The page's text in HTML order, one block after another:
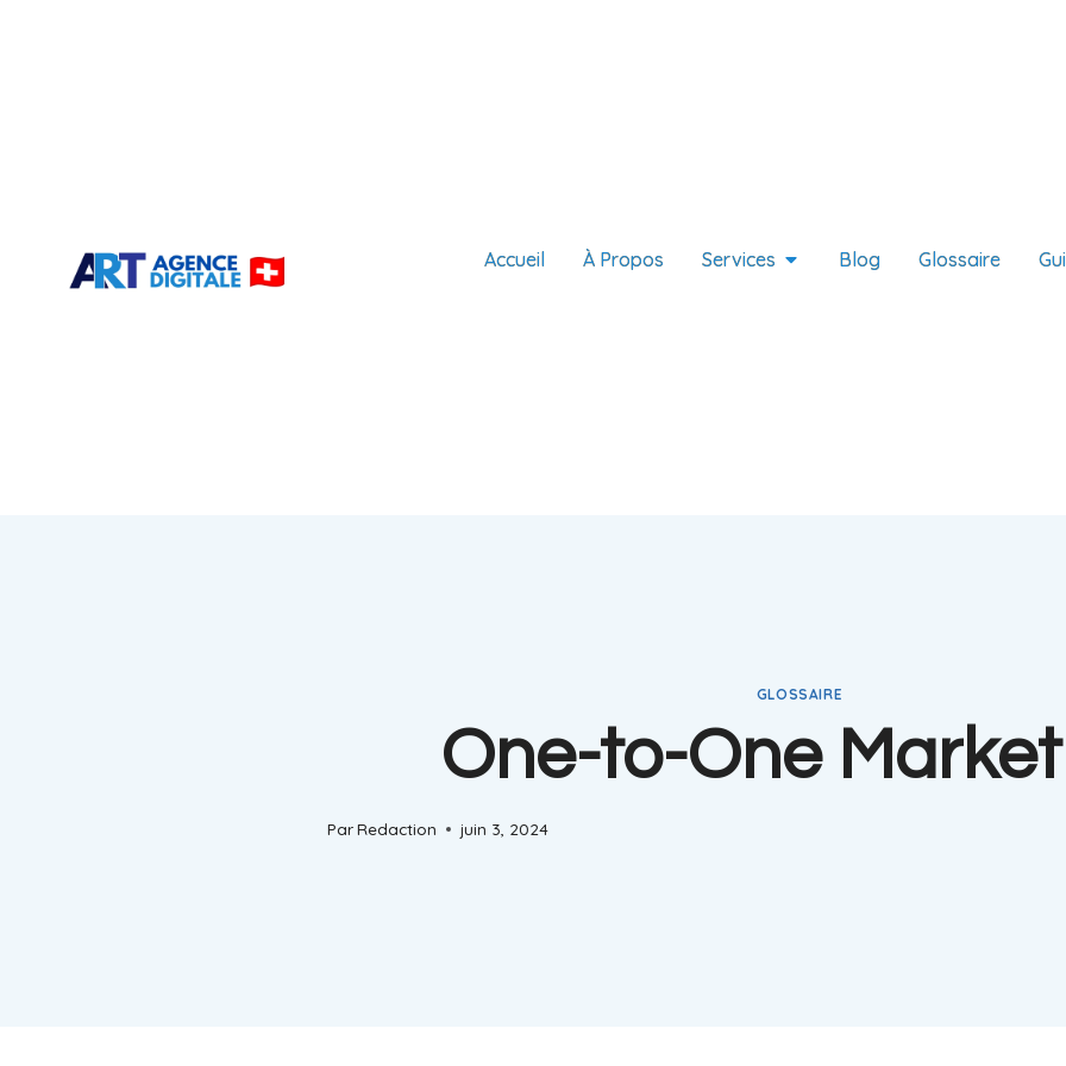
Accueil À Propos Services Blog Glossaire
GLOSSAIRE
One-to-One
ParRedaction juin 3, 2024